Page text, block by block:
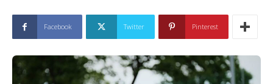
Facebook Twitter Pinterest